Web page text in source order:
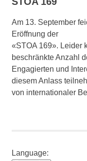
Am 13. September
Eröffnung der
«STOA 169». Leider
beschränkte Anzahl
Engagierten und
diesem Anlass
von internationaler
Language: